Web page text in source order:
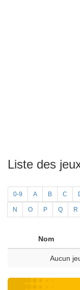
Liste des
0-9 A B C
N O P Q R
Nom
Aucun